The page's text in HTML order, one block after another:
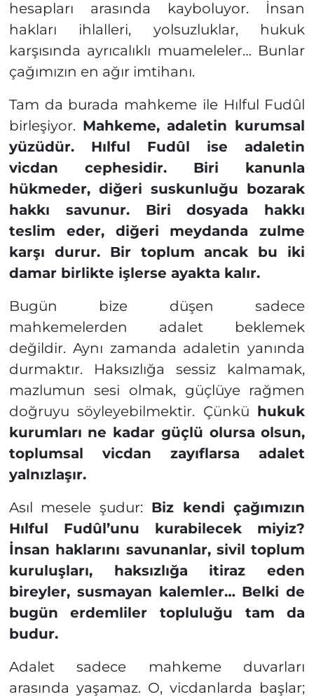
hesapları arasında kayboluyor. İnsan
hakları ihlalleri, yolsuzluklar, hukuk
karşısında ayrıcalıklı muameleler… Bunlar
çağımızın en ağır imtihanı.
Tam da burada mahkeme ile Hılful Fudûl
birleşiyor. Mahkeme, adaletin kurumsal
yüzüdür. Hılful Fudûl ise adaletin
vicdan cephesidir.
Biri kanunla
hükmeder, diğeri suskunluğu bozarak
hakkı savunur. Biri dosyada hakkı
teslim eder, diğeri meydanda zulme
karşı durur. Bir toplum ancak bu iki
damar birlikte işlerse ayakta kalır.
Bugün bize düşen sadece
mahkemelerden adalet beklemek
değildir. Aynı zamanda adaletin yanında
durmaktır. Haksızlığa sessiz kalmamak,
mazlumun sesi olmak, güçlüye rağmen
doğruyu söyleyebilmektir. Çünkü hukuk
kurumları ne kadar güçlü olursa olsun,
toplumsal vicdan zayıflarsa adalet
yalnızlaşır.
Asıl mesele şudur: Biz kendi çağımızın
Hılful Fudûl’unu kurabilecek miyiz?
İnsan haklarını savunanlar, sivil toplum
kuruluşları, haksızlığa itiraz eden
bireyler, susmayan kalemler… Belki de
bugün erdemliler topluluğu tam da
budur.
Adalet sadece mahkeme duvarları
arasında yaşamaz. O, vicdanlarda başlar;